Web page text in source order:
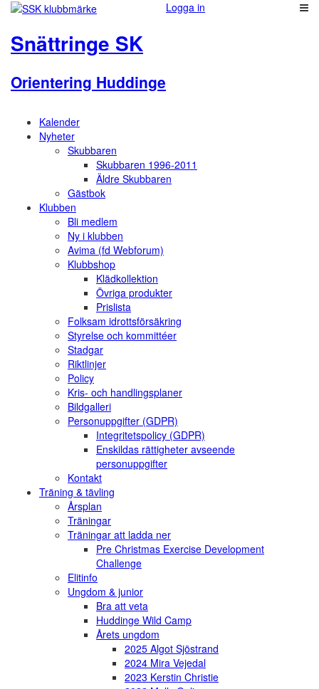
Logga in
Snättringe SK
Orientering Huddinge
Kalender
Nyheter
Skubbaren
Skubbaren 1996-2011
Äldre Skubbaren
Gästbok
Klubben
Bli medlem
Ny i klubben
Avima (fd Webforum)
Klubbshop
Klädkollektion
Övriga produkter
Prislista
Folksam idrottsförsäkring
Styrelse och kommittéer
Stadgar
Riktlinjer
Policy
Kris- och handlingsplaner
Bildgalleri
Personuppgifter (GDPR)
Integritetspolicy (GDPR)
Enskildas rättigheter avseende
personuppgifter
Kontakt
Träning & tävling
Årsplan
Träningar
Träningar att ladda ner
Pre Christmas Exercise Development
Challenge
Elitinfo
Ungdom & junior
Bra att veta
Huddinge Wild Camp
Årets ungdom
2025 Algot Sjöstrand
2024 Mira Vejedal
2023 Kerstin Christie